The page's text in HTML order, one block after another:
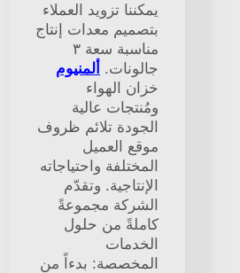
يمكننا تزويد العملاء
بتصميم معدات إنتاج
مناسبة سعة ٣
جالونات. ألمنيوم
خزان الهواء
ومُنتجات عالية
الجودة تلائم ظروف
موقع العميل
المختلفة واحتياجاته
الإنتاجية. وتقدّم
الشركة مجموعةً
كاملةً من حلول
الخدمات
المخصصة: بدءاً من